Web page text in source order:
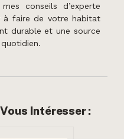
conseils d’experte
à faire de votre habitat
durable et une source
Intéresser :